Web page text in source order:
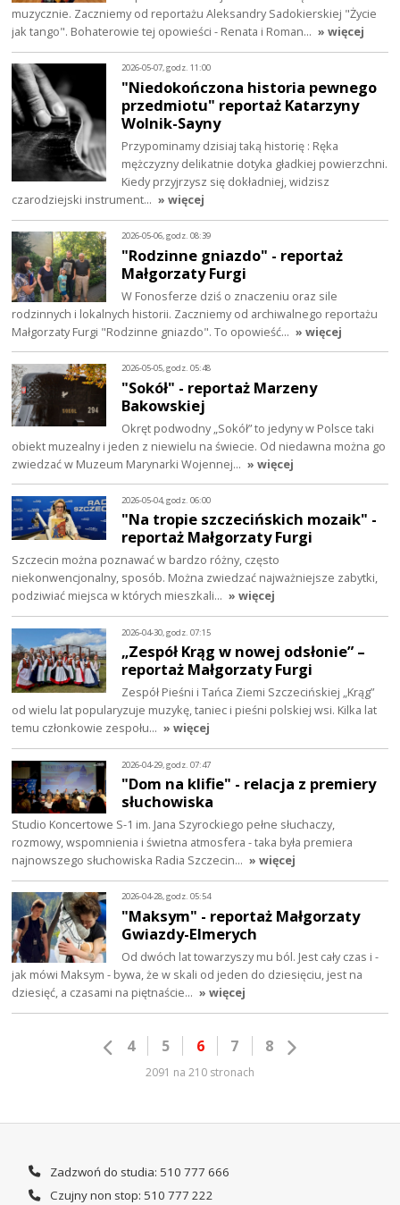
muzycznie. Zaczniemy od reportażu Aleksandry Sadokierskiej "Życie
jak tango". Bohaterowie tej opowieści - Renata i Roman… » więcej
2026-05-07, godz. 11:00
"Niedokończona historia pewnego
przedmiotu" reportaż Katarzyny
Wolnik-Sayny
Przypominamy dzisiaj taką historię : Ręka
mężczyzny delikatnie dotyka gładkiej powierzchni.
Kiedy przyjrzysz się dokładniej, widzisz
czarodziejski instrument… » więcej
2026-05-06, godz. 08:39
"Rodzinne gniazdo" - reportaż
Małgorzaty Furgi
W Fonosferze dziś o znaczeniu oraz sile
rodzinnych i lokalnych historii. Zaczniemy od archiwalnego reportażu
Małgorzaty Furgi "Rodzinne gniazdo". To opowieść… » więcej
2026-05-05, godz. 05:48
"Sokół" - reportaż Marzeny
Bakowskiej
Okręt podwodny „Sokół” to jedyny w Polsce taki
obiekt muzealny i jeden z niewielu na świecie. Od niedawna można go
zwiedzać w Muzeum Marynarki Wojennej… » więcej
2026-05-04, godz. 06:00
"Na tropie szczecińskich mozaik" -
reportaż Małgorzaty Furgi
Szczecin można poznawać w bardzo różny, często
niekonwencjonalny, sposób. Można zwiedzać najważniejsze zabytki,
podziwiać miejsca w których mieszkali… » więcej
2026-04-30, godz. 07:15
„Zespół Krąg w nowej odsłonie” –
reportaż Małgorzaty Furgi
Zespół Pieśni i Tańca Ziemi Szczecińskiej „Krąg”
od wielu lat popularyzuje muzykę, taniec i pieśni polskiej wsi. Kilka lat
temu członkowie zespołu… » więcej
2026-04-29, godz. 07:47
"Dom na klifie" - relacja z premiery
słuchowiska
Studio Koncertowe S-1 im. Jana Szyrockiego pełne słuchaczy,
rozmowy, wspomnienia i świetna atmosfera - taka była premiera
najnowszego słuchowiska Radia Szczecin… » więcej
2026-04-28, godz. 05:54
"Maksym" - reportaż Małgorzaty
Gwiazdy-Elmerych
Od dwóch lat towarzyszy mu ból. Jest cały czas i -
jak mówi Maksym - bywa, że w skali od jeden do dziesięciu, jest na
dziesięć, a czasami na piętnaście… » więcej
4 5 6 7 8
2091 na 210 stronach
Zadzwoń do studia: 510 777 666
Czujny non stop: 510 777 222